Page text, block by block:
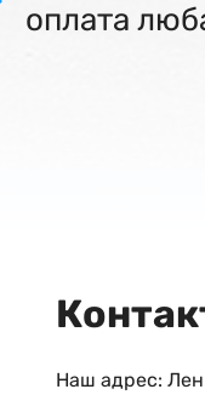
оплата
Наш адрес: